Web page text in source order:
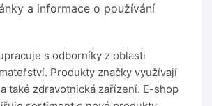
a informace o používání
s odborníky z oblasti
Produkty značky využívají
také zdravotnická zařízení. E-shop